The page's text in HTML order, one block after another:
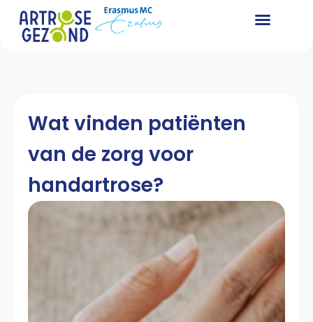
Wat vinden patiënten
van de zorg voor
handartrose?